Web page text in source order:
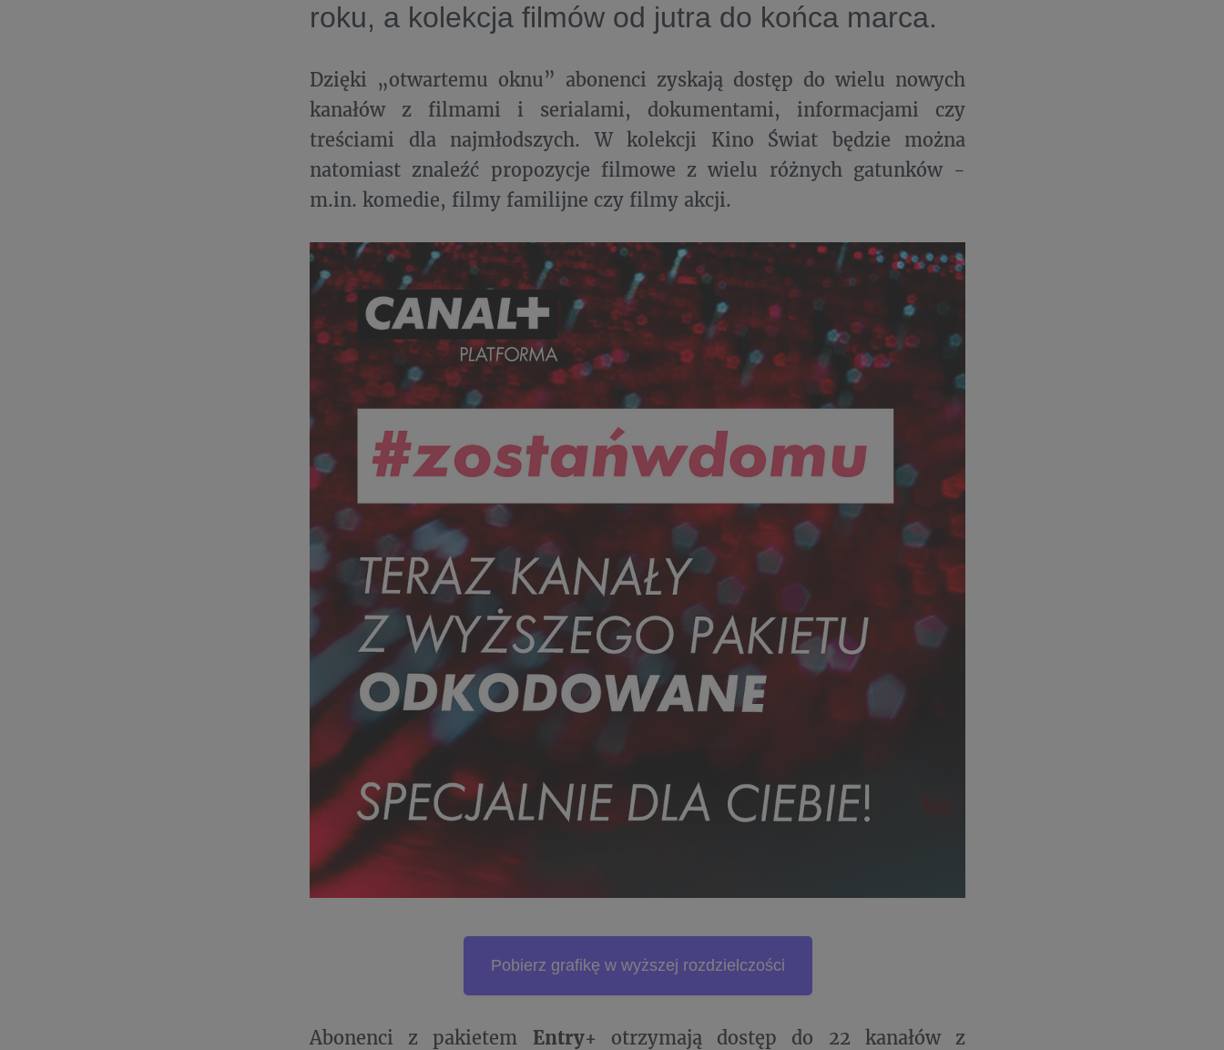
roku, a kolekcja filmów od jutra do końca marca.
Dzięki „otwartemu oknu” abonenci zyskają dostęp do wielu nowych
kanałów z filmami i serialami, dokumentami, informacjami czy
treściami dla najmłodszych. W kolekcji Kino Świat będzie można
natomiast znaleźć propozycje filmowe z wielu różnych gatunków -
m.in. komedie, filmy familijne czy filmy akcji.
Pobierz grafikę w wyższej rozdzielczości
Abonenci z pakietem Entry+ otrzymają dostęp do 22 kanałów z